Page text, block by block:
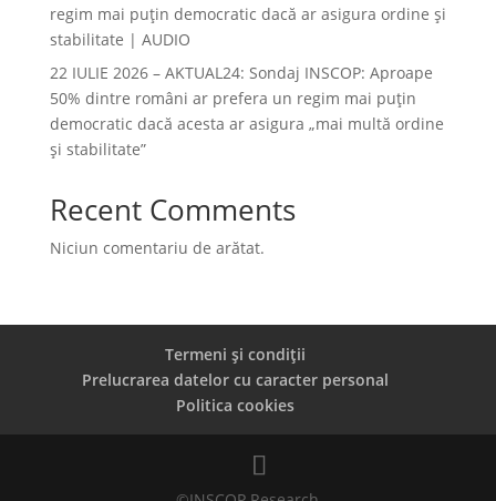
regim mai puțin democratic dacă ar asigura ordine și
stabilitate | AUDIO
22 IULIE 2026 – AKTUAL24: Sondaj INSCOP: Aproape
50% dintre români ar prefera un regim mai puțin
democratic dacă acesta ar asigura „mai multă ordine
și stabilitate”
Recent Comments
Niciun comentariu de arătat.
Termeni și condiții
Prelucrarea datelor cu caracter personal
Politica cookies